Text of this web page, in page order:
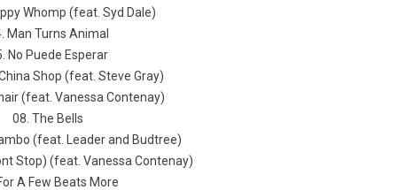
Whomp (feat. Syd Dale)
Man Turns Animal
No Puede Esperar
Shop (feat. Steve Gray)
(feat. Vanessa Contenay)
08. The Bells
(feat. Leader and Budtree)
Stop) (feat. Vanessa Contenay)
A Few Beats More